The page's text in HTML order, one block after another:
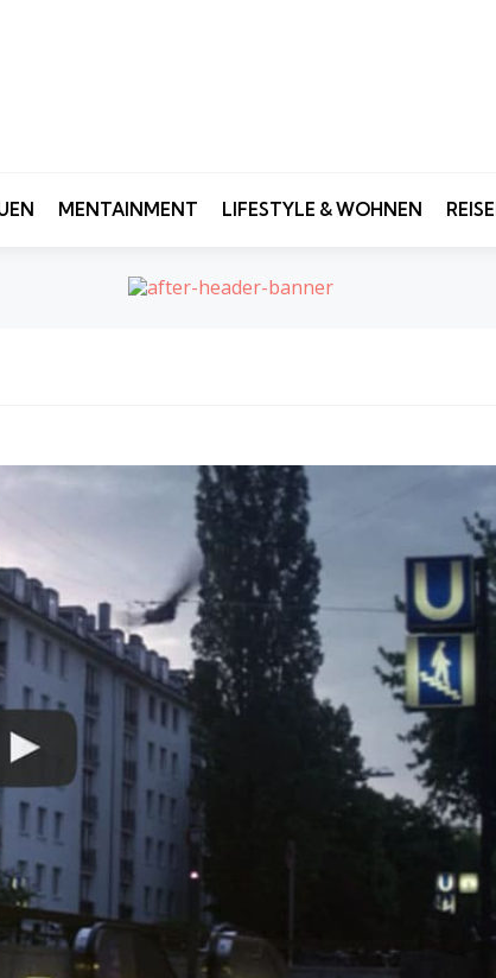
MENTAINMENT LIFESTYLE & WOHNEN